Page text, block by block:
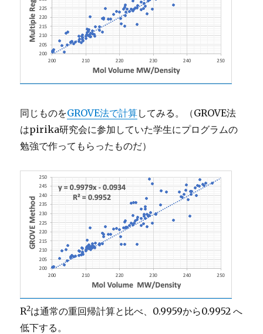
同じものをGROVE法で計算してみる。（GROVE法
はpirika研究会に参加していた学生にプログラムの
勉強で作ってもらったものだ）
R2は通常の重回帰計算と比べ、0.9959から0.9952 へ
低下する。